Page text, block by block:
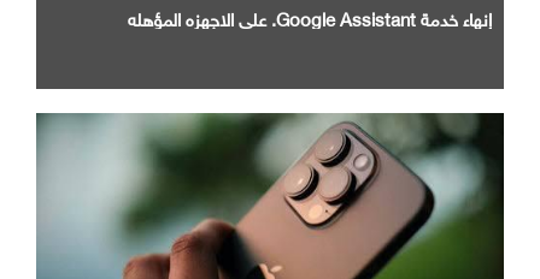
إنهاء خدمة Google Assistant. علي الاجهزه المؤهله